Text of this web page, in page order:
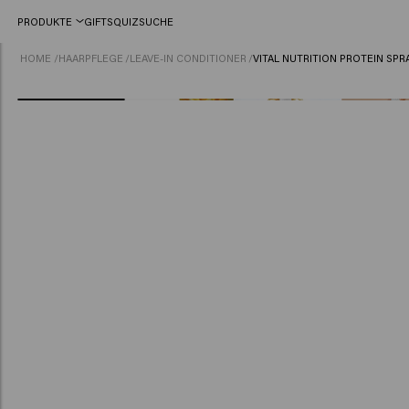
PRODUKTE GIFTSQUIZSUCHE
HOME /HAARPFLEGE /LEAVE-IN CONDITIONER /VITAL NUTRITION PROTEIN